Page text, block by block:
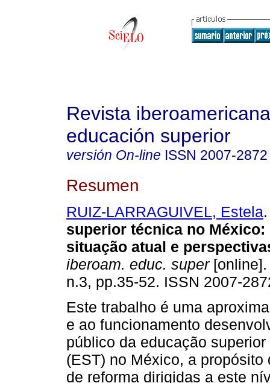
Revista
educación superior
versión On-line ISSN 2007-2872
Resumen
RUIZ-LARRAGUIVEL, Estela.
superior técnica no México:
situação atual e
iberoam. educ. super[online].
n.3, pp.35-52. ISSN 2007-
Este trabalho é uma
e ao funcionamento
público da educação
(EST) no México, a propósito
de reforma dirigidas a este